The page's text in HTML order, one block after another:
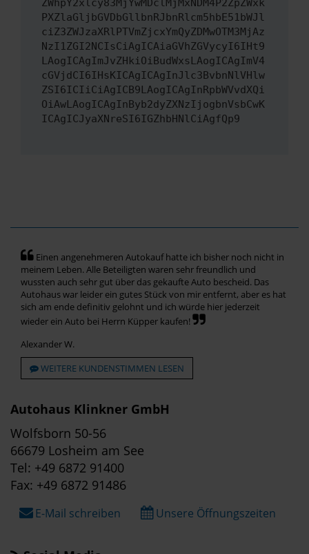
ZWhpY2xlcy83MjYwMDclMjMxNDM4P2ZpZWxk
PXZlaGljbGVDbGllbnRJbnRlcm5hbE51bWJl
ciZ3ZWJzaXRlPTVmZjcxYmQyZDMwOTM3MjAz
NzI1ZGI2NCIsCiAgICAiaGVhZGVycyI6IHt9
LAogICAgImJvZHkiOiBudWxsLAogICAgImV4
cGVjdCI6IHsKICAgICAgInJlc3BvbnNlVHlw
ZSI6ICIiCiAgICB9LAogICAgInRpbWVvdXQi
OiAwLAogICAgInByb2dyZXNzIjogbnVsbCwK
ICAgICJyaXNreSI6IGZhbHNlCiAgfQp9
Einen angenehmeren Autokauf hatte ich bisher noch nicht in
meinem Leben. Alle Beteiligten waren sehr freundlich und
wussten auch sehr gut über das gekaufte Auto bescheid. Das
Autohaus war leider ein gutes Stück von mir entfernt, aber es hat
sich am ende definitiv gelohnt und ich würde hier jederzeit
wieder ein Auto bei Herrn Küpper kaufen!
Alexander W.
WEITERE KUNDENSTIMMEN LESEN
Autohaus Klinkner GmbH
Wolfsborn 50-56
66679 Losheim am See
Tel: +49 6872 91400
Fax: +49 6872 91486
E-Mail schreiben Unsere Öffnungszeiten